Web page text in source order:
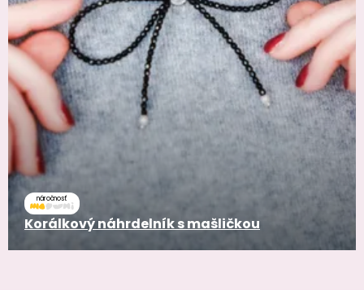
náročnosť
Korálkový náhrdelník s mašličkou